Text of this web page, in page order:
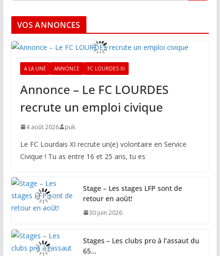
VOS ANNONCES
A LA UNE ANNONCE FC LOURDES XI
Annonce – Le FC LOURDES
recrute un emploi civique
4 août 2026 puk
Le FC Lourdais XI recrute un(e) volontaire en Service
Civique ! Tu as entre 16 et 25 ans, tu es
Stage – Les stages LFP sont de
retour en août!
30 juin 2026
Stages – Les clubs pro à l’assaut du
65…